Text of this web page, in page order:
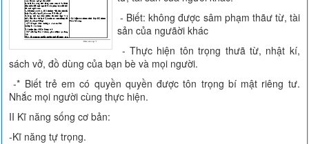
- Biết: không được sâm phạm thãư từ, tài
sản của ngưãời khác
- Thực hiện tôn trọng thưã từ, nhật kí,
sách vở, đồ dùng của bạn bè và mọi người.
-* Biết trẻ em có quyền quyền được tôn trọng bí mật riêng tư.
Nhắc mọi người cùng thực hiện.
II Kĩ năng sống cơ bản:
-Kĩ năng tự trọng.